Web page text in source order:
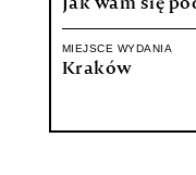
Jak wam się
MIEJSCE WYDANIA
Kraków